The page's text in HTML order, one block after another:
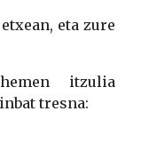
eta zure
itzulia
tresna: